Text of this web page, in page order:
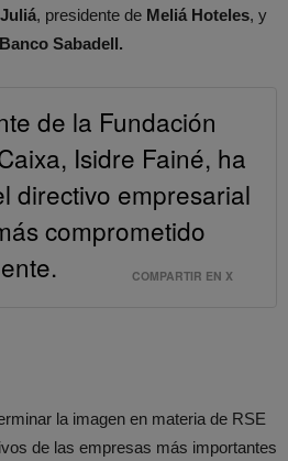
, presidente de Meliá Hoteles, y
Banco Sabadell.
de la Fundación
Isidre Fainé, ha
directivo empresarial
comprometido
COMPARTIR EN X
la imagen en materia de RSE
de las empresas más importantes